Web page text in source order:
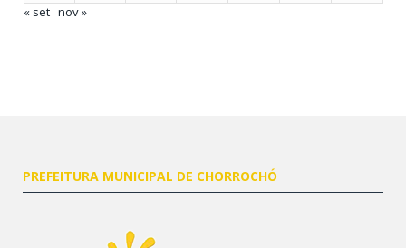
« set nov »
PREFEITURA MUNICIPAL DE CHORROCHÓ